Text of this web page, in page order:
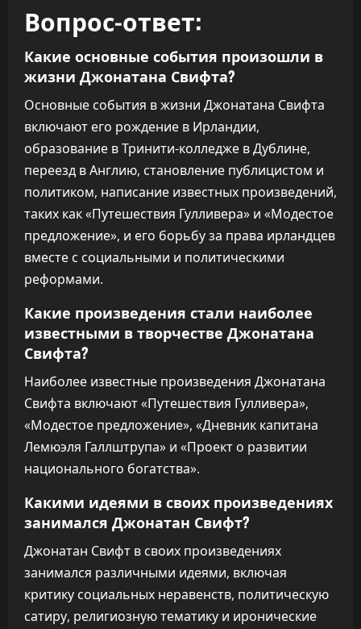
Вопрос-ответ:
Какие основные события произошли в
жизни Джонатана Свифта?
Основные события в жизни Джонатана Свифта
включают его рождение в Ирландии,
образование в Тринити-колледже в Дублине,
переезд в Англию, становление публицистом и
политиком, написание известных произведений,
таких как «Путешествия Гулливера» и «Модестое
предложение», и его борьбу за права ирландцев
вместе с социальными и политическими
реформами.
Какие произведения стали наиболее
известными в творчестве Джонатана
Свифта?
Наиболее известные произведения Джонатана
Свифта включают «Путешествия Гулливера»,
«Модестое предложение», «Дневник капитана
Лемюэля Галлштрупа» и «Проект о развитии
национального богатства».
Какими идеями в своих произведениях
занимался Джонатан Свифт?
Джонатан Свифт в своих произведениях
занимался различными идеями, включая
критику социальных неравенств, политическую
сатиру, религиозную тематику и иронические